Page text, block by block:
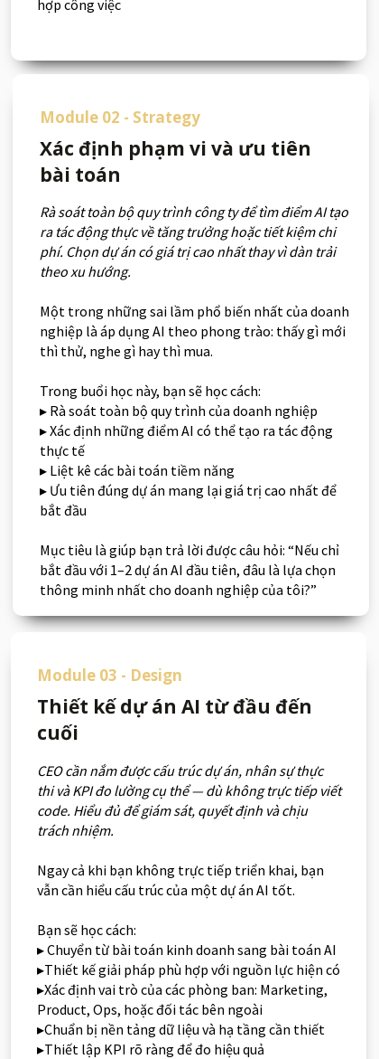
hợp công việc
Xác định phạm vi và ưu tiên
bài toán
Rà soát toàn bộ quy trình công ty để tìm điểm AI tạo
ra tác động thực về tăng trưởng hoặc tiết kiệm chi
phí. Chọn dự án có giá trị cao nhất thay vì dàn trải
theo xu hướng.
Một trong những sai lầm phổ biến nhất của doanh
nghiệp là áp dụng AI theo phong trào: thấy gì mới
thì thử, nghe gì hay thì mua.
Trong buổi học này, bạn sẽ học cách:
▸ Rà soát toàn bộ quy trình của doanh nghiệp
▸ Xác định những điểm AI có thể tạo ra tác động
thực tế
▸ Liệt kê các bài toán tiềm năng
▸ Ưu tiên đúng dự án mang lại giá trị cao nhất để
bắt đầu
Mục tiêu là giúp bạn trả lời được câu hỏi: “Nếu chỉ
bắt đầu với 1–2 dự án AI đầu tiên, đâu là lựa chọn
thông minh nhất cho doanh nghiệp của tôi?”
Module 02 - Strategy
Thiết kế dự án AI từ đầu đến
cuối
CEO cần nắm được cấu trúc dự án, nhân sự thực
thi và KPI đo lường cụ thể — dù không trực tiếp viết
code. Hiểu đủ để giám sát, quyết định và chịu
trách nhiệm.
Ngay cả khi bạn không trực tiếp triển khai, bạn
vẫn cần hiểu cấu trúc của một dự án AI tốt.
Bạn sẽ học cách:
▸ Chuyển từ bài toán kinh doanh sang bài toán AI
▸Thiết kế giải pháp phù hợp với nguồn lực hiện có
▸Xác định vai trò của các phòng ban: Marketing,
Product, Ops, hoặc đối tác bên ngoài
▸Chuẩn bị nền tảng dữ liệu và hạ tầng cần thiết
▸Thiết lập KPI rõ ràng để đo hiệu quả
Module 03 - Design